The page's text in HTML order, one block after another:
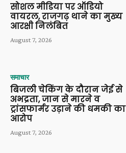
सोशल मीडिया पर ऑडियो
वायरल, राजगढ़ थाने का मुख्य
आरक्षी निलंबित
August 7, 2026
समाचार
बिजली चेकिंग के दौरान जेई से
अभद्रता, जान से मारने व
ट्रांसफार्मर उड़ाने की धमकी का
आरोप
August 7, 2026